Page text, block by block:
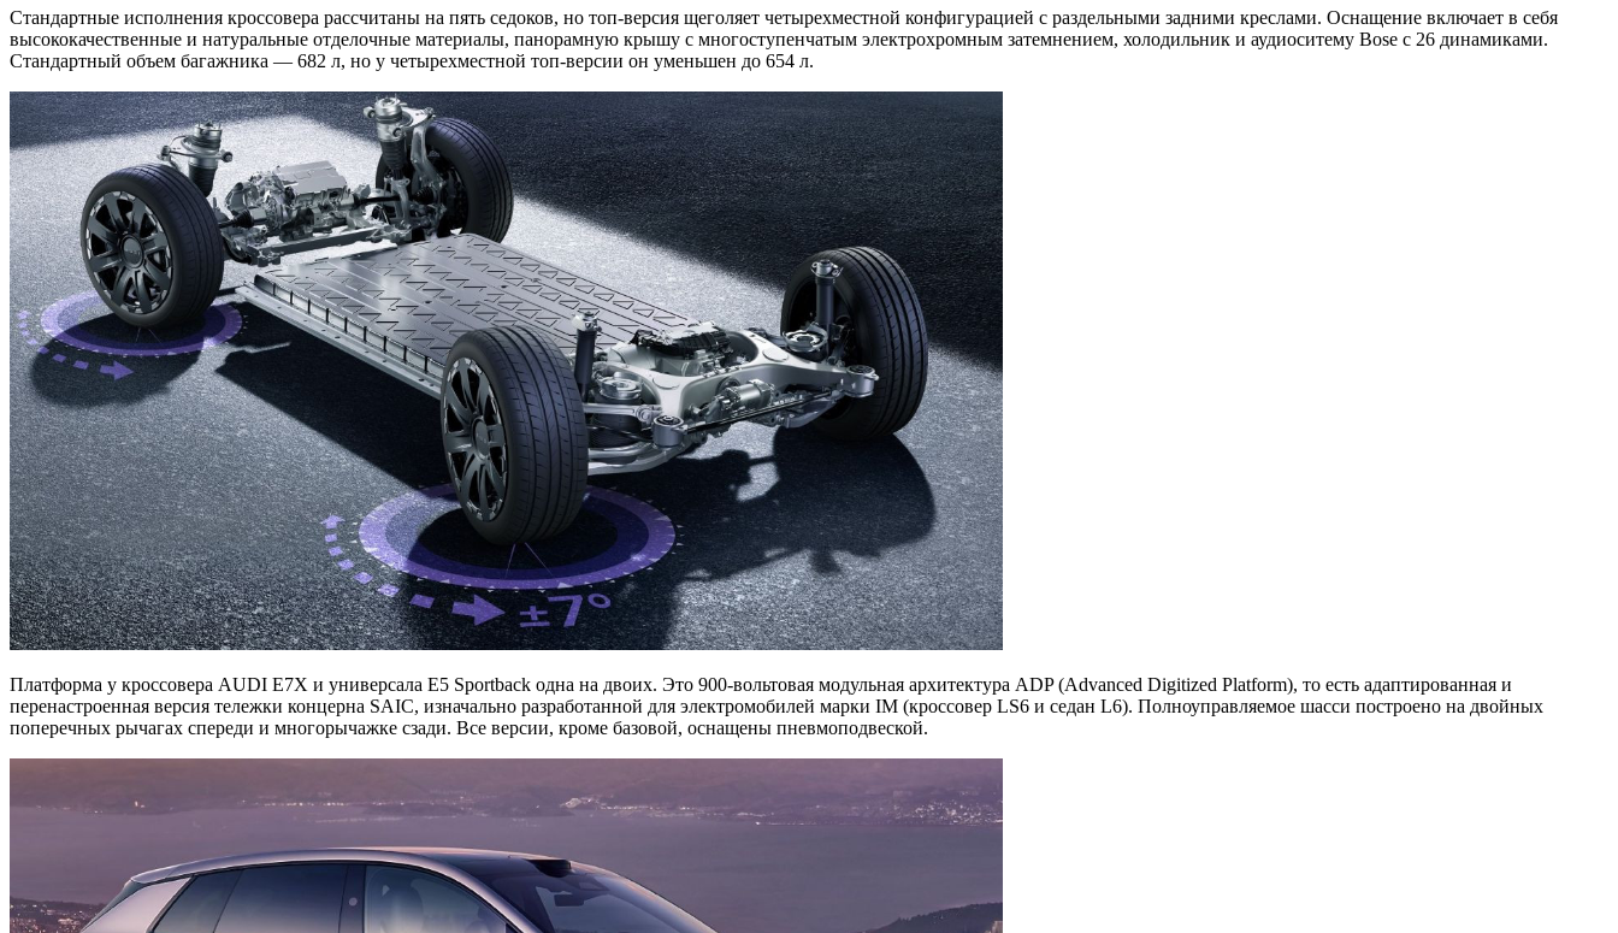
Стандартные исполнения кроссовера рассчитаны на пять седоков, но топ-версия щеголяет четырехместной конфигурацией с раздельными задними креслами. Оснащение включает в себя
высококачественные и натуральные отделочные материалы, панорамную крышу с многоступенчатым электрохромным затемнением, холодильник и аудиоситему Bose с 26 динамиками.
Стандартный объем багажника — 682 л, но у четырехместной топ-версии он уменьшен до 654 л.
Платформа у кроссовера AUDI E7X и универсала E5 Sportback одна на двоих. Это 900-вольтовая модульная архитектура ADP (Advanced Digitized Platform), то есть адаптированная и
перенастроенная версия тележки концерна SAIC, изначально разработанной для электромобилей марки IM (кроссовер LS6 и седан L6). Полноуправляемое шасси построено на двойных
поперечных рычагах спереди и многорычажке сзади. Все версии, кроме базовой, оснащены пневмоподвеской.